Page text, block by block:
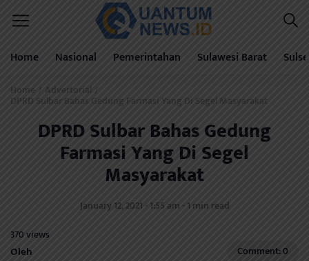
Home Nasional Pemerintahan Sulawesi Barat
Home / Advertorial /
DPRD Sulbar Bahas Gedung Farmasi Yang Di Segel Masyarakat
DPRD Sulbar Bahas Gedung
Farmasi Yang Di Segel
Masyarakat
January 12, 2021 - 1:55 am - 1 min read
370 views
Oleh Comment: 0